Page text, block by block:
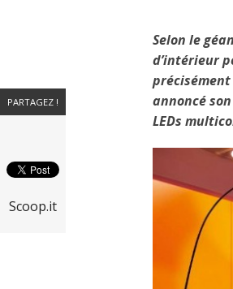
Selon le
d’intérieur
annoncé
LEDs
PARTAGEZ !
Scoop.it